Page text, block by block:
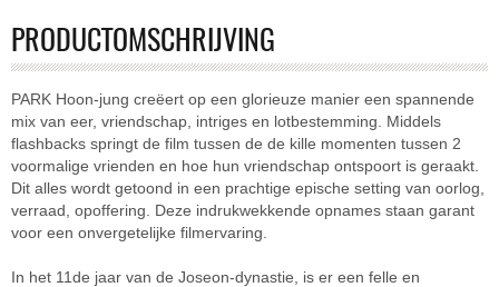
PRODUCTOMSCHRIJVING
PARK Hoon-jung creëert op een glorieuze manier een spannende
mix van eer, vriendschap, intriges en lotbestemming. Middels
flashbacks springt de film tussen de de kille momenten tussen 2
voormalige vrienden en hoe hun vriendschap ontspoort is geraakt.
Dit alles wordt getoond in een prachtige epische setting van oorlog,
verraad, opoffering. Deze indrukwekkende opnames staan garant
voor een onvergetelijke filmervaring.
In het 11de jaar van de Joseon-dynastie, is er een felle en